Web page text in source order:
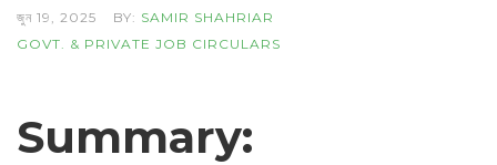
জুন 19, 2025 BY: SAMIR SHAHRIAR
GOVT. & PRIVATE JOB CIRCULARS
Summary: